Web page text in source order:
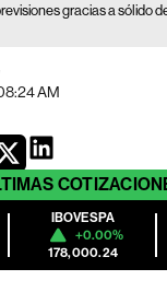
gracias a sólido
AM
IBOVESPA
+0.00%
178,000.24